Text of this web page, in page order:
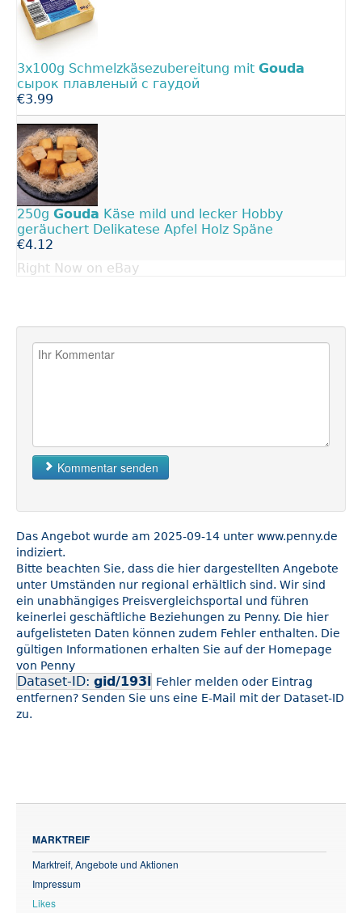
3x100g Schmelzkäsezubereitung mit Gouda
сырок плавленый с гаудой
€3.99
250g Gouda Käse mild und lecker Hobby
geräuchert Delikatese Apfel Holz Späne
€4.12
Right Now on eBay
Kommentar senden
Das Angebot wurde am 2025-09-14 unter www.penny.de
indiziert.
Bitte beachten Sie, dass die hier dargestellten Angebote
unter Umständen nur regional erhältlich sind. Wir sind
ein unabhängiges Preisvergleichsportal und führen
keinerlei geschäftliche Beziehungen zu Penny. Die hier
aufgelisteten Daten können zudem Fehler enthalten. Die
gültigen Informationen erhalten Sie auf der Homepage
von Penny
Dataset-ID: gid/193l
Fehler melden oder Eintrag
entfernen? Senden Sie uns eine E-Mail mit der Dataset-ID
zu.
MARKTREIF
Marktreif, Angebote und Aktionen
Impressum
Likes